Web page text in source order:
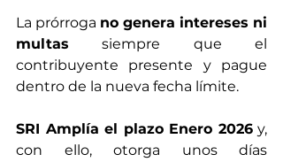
La prórroga no genera intereses ni
multas siempre que el
contribuyente presente y pague
dentro de la nueva fecha límite.
SRI Amplía el plazo Enero 2026 y,
con ello, otorga unos días